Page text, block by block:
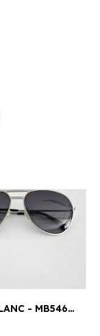
MONTBLANC - MB546S-F 16B 62 16 145 *3